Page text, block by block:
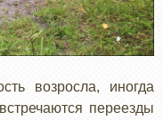
возросла, иногда
переезды